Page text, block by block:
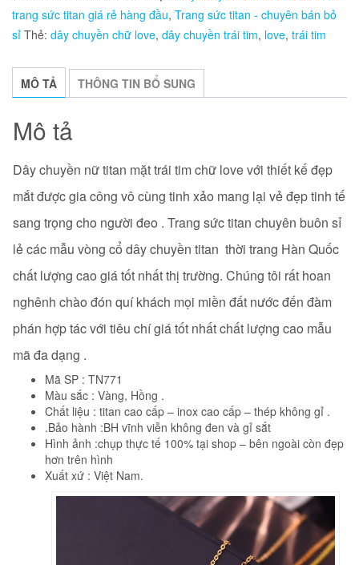
trái
tim
love
số
lượng
trang sức titan giá rẻ hàng đầu, Trang sức titan - chuyên bán bỏ
sỉ Thẻ: dây chuyền chữ love, dây chuyền trái tim, love, trái tim
MÔ TẢ THÔNG TIN BỔ SUNG
Mô tả
Dây chuyền nữ titan mặt trái tim chữ love với thiết kế đẹp
mắt được gia công vô cùng tinh xảo mang lại vẻ đẹp tinh tế
sang trọng cho người đeo . Trang sức titan chuyên buôn sỉ
lẻ các mẫu vòng cổ dây chuyền titan thời trang Hàn Quốc
chất lượng cao giá tốt nhất thị trường. Chúng tôi rất hoan
nghênh chào đón quí khách mọi miền đất nước đến đàm
phán hợp tác với tiêu chí giá tốt nhất chất lượng cao mẫu
mã đa dạng .
Mã SP : TN771
Màu sắc : Vàng, Hồng .
Chất liệu : titan cao cấp – inox cao cấp – thép không gỉ .
.Bảo hành :BH vĩnh viễn không đen và gỉ sắt
Hình ảnh :chụp thực tế 100% tại shop – bên ngoài còn đẹp
hơn trên hình
Xuất xứ : Việt Nam.